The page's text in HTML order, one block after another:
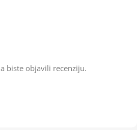
biste objavili recenziju.